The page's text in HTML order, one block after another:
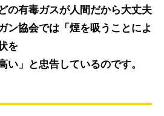
の有毒ガスが人間だから大丈夫
ン協会では「煙を吸うことによ
を
い」と忠告しているのです。